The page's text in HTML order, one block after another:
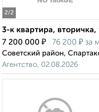
2/2
3-к квартира,
7 200 000 ₽ 76 200 ₽ за
Советский район,
Агентство, 02.08.2026